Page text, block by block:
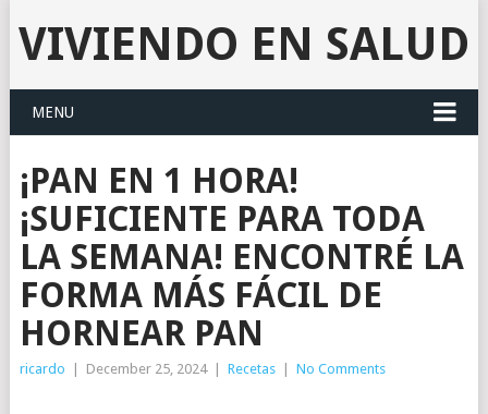
VIVIENDO EN SALUD
MENU
¡PAN EN 1 HORA!
¡SUFICIENTE PARA TODA
LA SEMANA! ENCONTRÉ LA
FORMA MÁS FÁCIL DE
HORNEAR PAN
ricardo December 25, 2024 Recetas No Comments